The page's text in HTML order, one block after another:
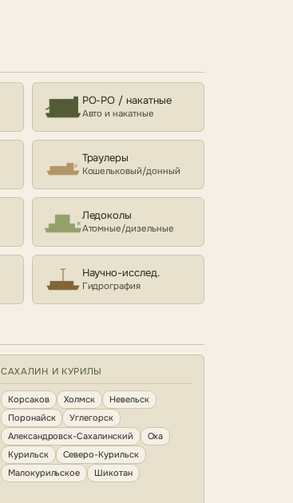
РО-РО / накатные
Авто и накатные
Траулеры
Кошельковый/донный
Ледоколы
Атомные/дизельные
Научно-исслед.
Гидрография
САХАЛИН И КУРИЛЫ
Корсаков Холмск
Невельск
Поронайск
Углегорск
Александровск-Сахалинский
Оха
Курильск
Северо-Курильск
Малокурильское
Шикотан